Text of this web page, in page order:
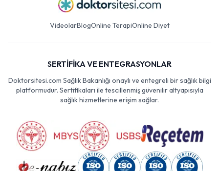
VideolarBlogOnline TerapiOnline Diyet
SERTİFİKA VE ENTEGRASYONLAR
Doktorsitesi.com Sağlık Bakanlığı onaylı ve entegreli bir sağlık bilgi
platformudur. Sertifikaları ile tescillenmiş güvenilir altyapısıyla
sağlık hizmetlerine erişim sağlar.